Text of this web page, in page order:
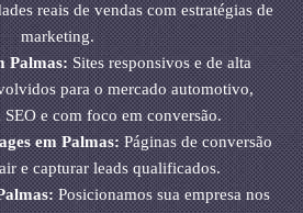
reais de vendas com estratégias de
marketing.
Palmas:Sites responsivos e de alta
para o mercado automotivo,
e com foco em conversão.
em Palmas:Páginas de conversão
e capturar leads qualificados.
Posicionamos sua empresa nos